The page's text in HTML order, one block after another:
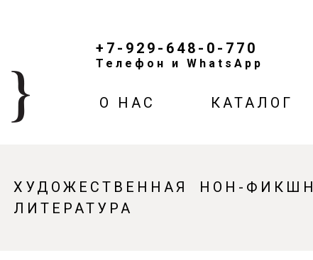
+7-929-648-0-770
Телефон и WhatsApp
О НАС КАТАЛОГ
ХУДОЖЕСТВЕННАЯ
ЛИТЕРАТУРА
НОН-ФИКШН